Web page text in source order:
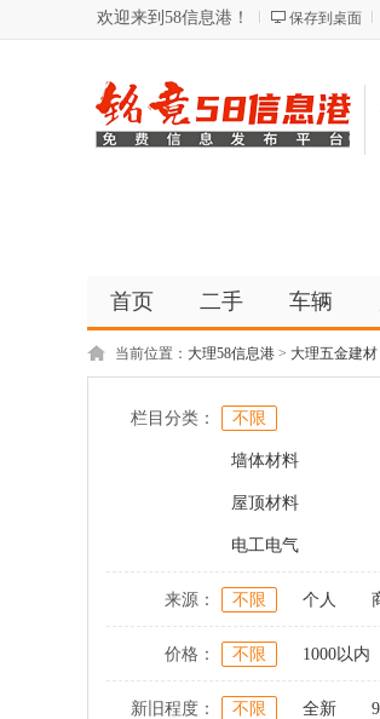
欢迎来到58信息港！ 保存到桌面
首页 二手 车辆
当前位置： 大理58信息港 > 大理五金建材
栏目分类： 不限
墙体材料
屋顶材料
电工电气
来源： 不限 个人
价格： 不限 1000以内
新旧程度： 不限 全新